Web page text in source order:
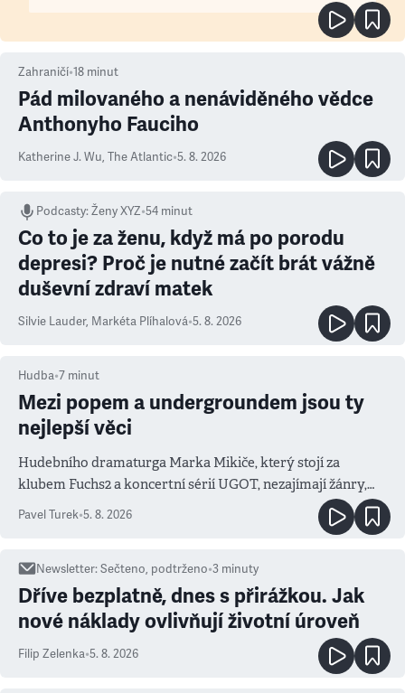
Zahraničí•18 minut
Pád milovaného a nenáviděného vědce
Anthonyho Fauciho
Katherine J. Wu, The Atlantic•5. 8. 2026
Podcasty:Ženy XYZ•54 minut
Co to je za ženu, když má po porodu
depresi? Proč je nutné začít brát vážně
duševní zdraví matek
Silvie Lauder, Markéta Plíhalová•5. 8. 2026
Hudba•7 minut
Mezi popem a undergroundem jsou ty
nejlepší věci
Hudebního dramaturga Marka Mikiče, který stojí za
klubem Fuchs2 a koncertní sérií UGOT, nezajímají žánry,
Pavel Turek•5. 8. 2026
Newsletter:Sečteno, podtrženo•3 minuty
Dříve bezplatně, dnes s přirážkou. Jak
nové náklady ovlivňují životní úroveň
Filip Zelenka•5. 8. 2026